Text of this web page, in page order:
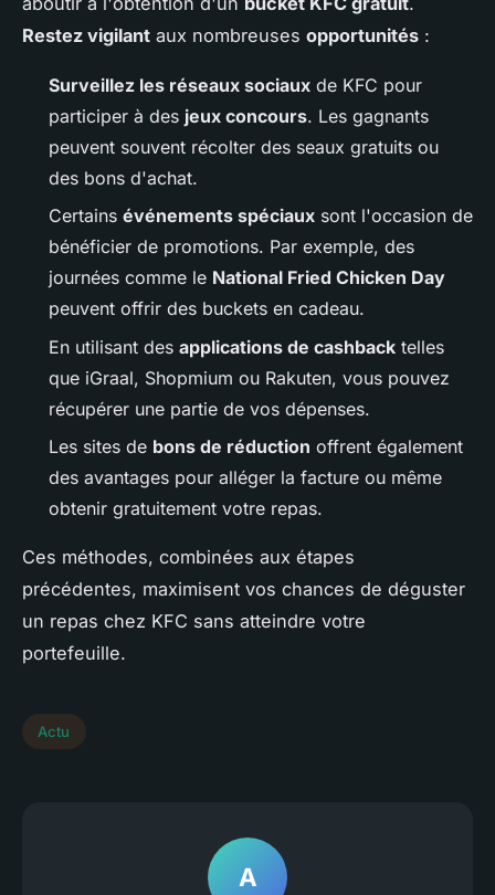
Restez vigilant aux nombreuses opportunités :
Surveillez les réseaux sociaux de KFC pour
participer à des jeux concours. Les gagnants
peuvent souvent récolter des seaux gratuits ou
des bons d'achat.
Certains événements spéciaux sont l'occasion de
bénéficier de promotions. Par exemple, des
journées comme le National Fried Chicken Day
peuvent offrir des buckets en cadeau.
En utilisant des applications de cashback telles
que iGraal, Shopmium ou Rakuten, vous pouvez
récupérer une partie de vos dépenses.
Les sites de bons de réduction offrent également
des avantages pour alléger la facture ou même
obtenir gratuitement votre repas.
Ces méthodes, combinées aux étapes
précédentes, maximisent vos chances de déguster
un repas chez KFC sans atteindre votre
portefeuille.
Actu
A